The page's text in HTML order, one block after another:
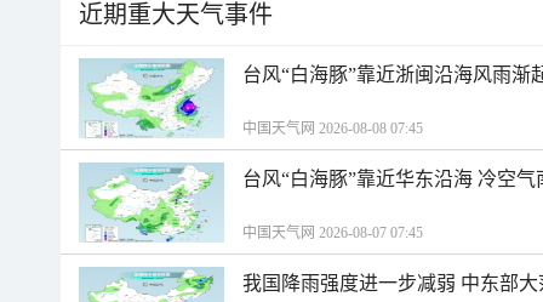
近期重大天气事件
台风“白海豚”靠近浙闽沿海风雨渐
中国天气网 2026-08-08 07:45
台风“白海豚”靠近华东沿海 冷空
中国天气网 2026-08-07 07:45
我国降雨强度进一步减弱 中东部